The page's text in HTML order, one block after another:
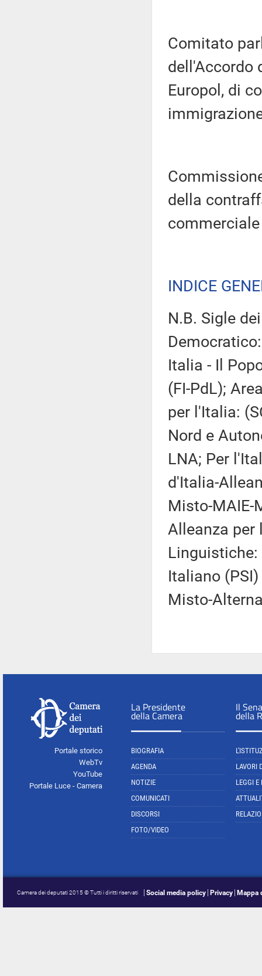
Comitato
dell'Accordo
Europol, di
della
INDICE
N.B. Sigle
Italia - Il
(FI-PdL);
per l'Italia:
Nord e
LNA; Per
d'Italia-
Misto-
Alleanza per
Italiano
Misto-
Portale storico
WebTv
YouTube
Portale Luce - Camera
La Presidente
della Camera
BIOGRAFIA
AGENDA
NOTIZIE
COMUNICATI
DISCORSI
FOTO/VIDEO
Il
della
LAVORI
LEGGI E
Camera dei deputati 2015 © Tutti i diritti riservati Social media policy Privacy Mappa